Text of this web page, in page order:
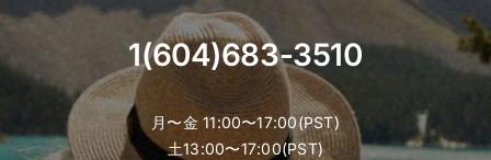
1(604)683-3510
月〜金 11:00〜17:00(PST)
土13:00〜17:00(PST)